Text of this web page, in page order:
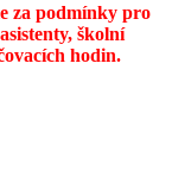
za podmínky pro
školní
hodin.